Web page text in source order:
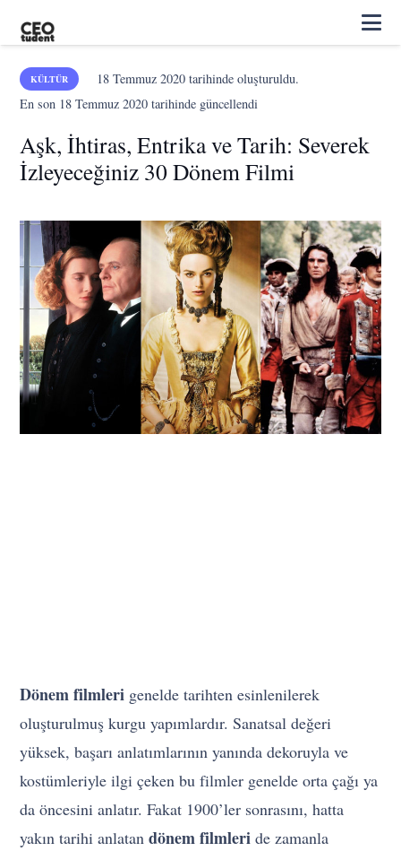
KÜLTÜR 18 Temmuz 2020tarihinde oluşturuldu.
En son 18 Temmuz 2020 tarihinde güncellendi
Aşk, İhtiras, Entrika ve Tarih: Severek
İzleyeceğiniz 30 Dönem Filmi
Dönem filmleri genelde tarihten esinlenilerek
oluşturulmuş kurgu yapımlardır. Sanatsal değeri
yüksek, başarı anlatımlarının yanında dekoruyla ve
kostümleriyle ilgi çeken bu filmler genelde orta çağı ya
da öncesini anlatır. Fakat 1900’ler sonrasını, hatta
yakın tarihi anlatandönem filmleri de zamanla